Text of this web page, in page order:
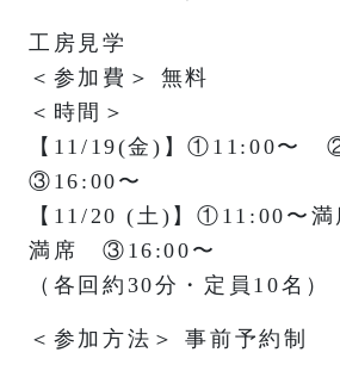
工房見学
＜参加費＞ 無料
＜時間＞
【11/19(金)】①11:00〜
③16:00〜
【11/20 (土)】①11:00〜
満席 ③16:00〜
（各回約30分・定員10名）
＜参加方法＞ 事前予約制